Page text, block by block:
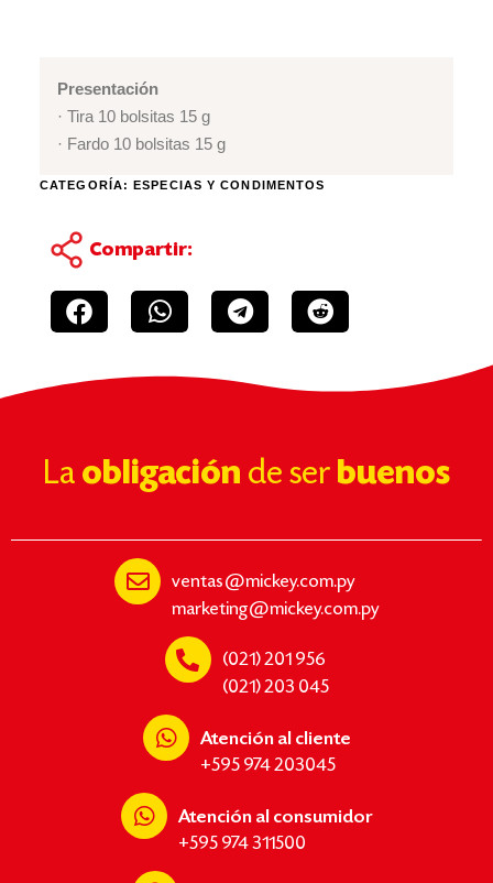
Presentación
· Tira 10 bolsitas 15 g
· Fardo 10 bolsitas 15 g
CATEGORÍA:ESPECIAS Y CONDIMENTOS
Compartir:
La obligación de ser buenos
ventas@mickey.com.py
marketing@mickey.com.py
(021) 201 956
(021) 203 045
Atención al cliente
+595 974 203045
Atención al consumidor
+595 974 311500